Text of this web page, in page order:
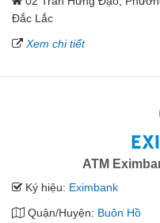
Đắc Lắc
Xem chi tiết
ATM
Ký hiệu: Eximbank
Quận/Huyện: Buôn Hồ